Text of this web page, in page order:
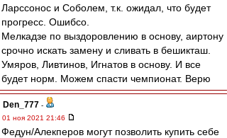
Ларссонос и Соболем, т.к. ожидал, что будет
прогресс. Ошибсо.
Мелкадзе по выздоровлению в основу, аиртону
срочно искать замену и сливать в бешикташ.
Умяров, Ливтинов, Игнатов в основу. И все
будет норм. Можем спасти чемпионат. Верю
Den_777 -
01 ноя 2021 21:46
Федун/Алекперов могут позволить купить себе